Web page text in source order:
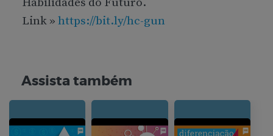
Link » https://bit.ly/hc-gun
Assista também